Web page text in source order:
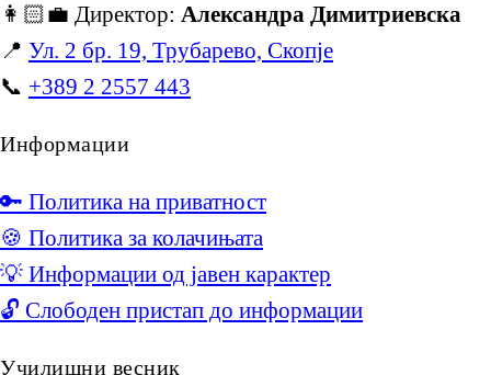
👩🏻‍💼 Директор: Александра Димитриевска
📍 Ул. 2 бр. 19, Трубарево, Скопје
📞 +389 2 2557 443
Информации
🔑 Политика на приватност
🍪 Политика за колачињата
💡 Информации од јавен карактер
🔓 Слободен пристап до информации
Училишни весник